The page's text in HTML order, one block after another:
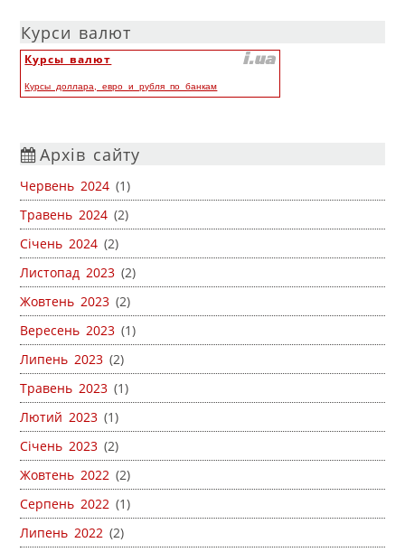
Курси валют
Курсы валют
Курсы доллара, евро и рубля по банкам
Архів сайту
Червень 2024 (1)
Травень 2024 (2)
Січень 2024 (2)
Листопад 2023 (2)
Жовтень 2023 (2)
Вересень 2023 (1)
Липень 2023 (2)
Травень 2023 (1)
Лютий 2023 (1)
Січень 2023 (2)
Жовтень 2022 (2)
Серпень 2022 (1)
Липень 2022 (2)